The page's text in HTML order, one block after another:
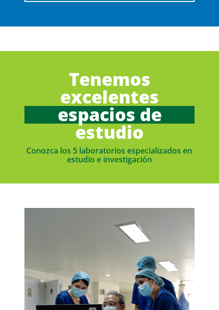
Tenemos
excelentes
espacios de
estudio
Conozca los 5 laboratorios especializados en
estudio e investigación